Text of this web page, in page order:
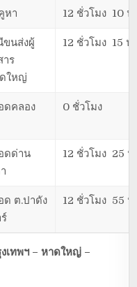
หา 12 ชั่วโมง 10 น
ขนส่งผู้
าร
ใหญ่
12 ชั่วโมง 15 น
ดคลอง
0 ชั่วโมง
ดด่าน
12 ชั่วโมง 25 น
ด ต.ปาดัง
12 ชั่วโมง 55 น
เทพฯ – หาดใหญ่ –